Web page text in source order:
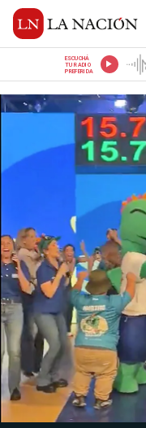
ESCUCHÁ
TU RADIO
PREFERIDA